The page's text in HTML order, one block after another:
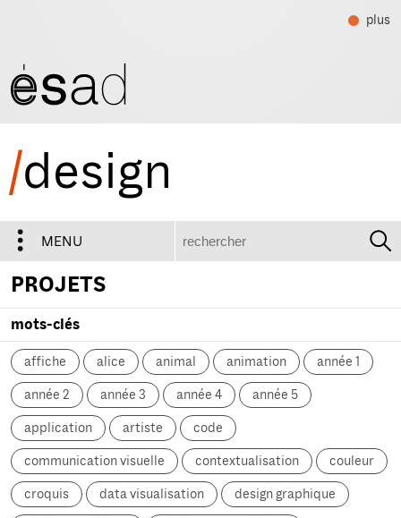
plus
/design
MENU
PROJETS
mots-clés
affiche alice animal animation année 1
année 2 année 3 année 4 année 5
application artiste code
communication visuelle contextualisation couleur
croquis data visualisation design graphique